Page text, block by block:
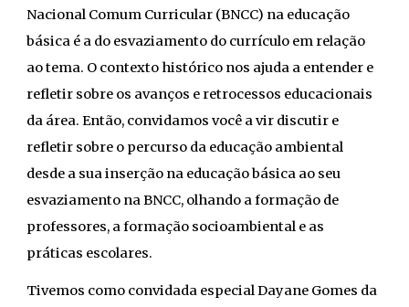
Nacional Comum Curricular (BNCC) na educação
básica é a do esvaziamento do currículo em relação
ao tema. O contexto histórico nos ajuda a entender e
refletir sobre os avanços e retrocessos educacionais
da área. Então, convidamos você a vir discutir e
refletir sobre o percurso da educação ambiental
desde a sua inserção na educação básica ao seu
esvaziamento na BNCC, olhando a formação de
professores, a formação socioambiental e as
práticas escolares.
Tivemos como convidada especial Dayane Gomes da